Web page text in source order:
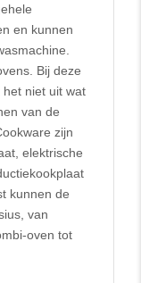
en kunnen
Bij deze
niet uit wat
van de
zijn
elektrische
kunnen de
van
oven tot